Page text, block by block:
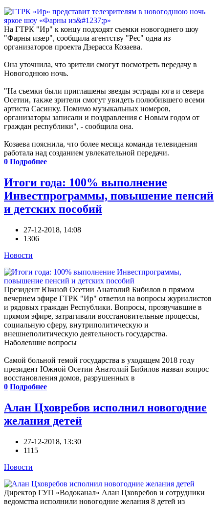
На ГТРК "Ир" к концу подходят съемки новогоднего шоу
"Фарны изӕр", сообщила агентству "Рес" одна из
организаторов проекта Дзерасса Козаева.
Она уточнила, что зрители смогут посмотреть передачу в
Новогоднюю ночь.
"На съемки были приглашены звезды эстрады юга и севера
Осетии, также зрители смогут увидеть полюбившего всеми
артиста Сасинку. Помимо музыкальных номеров,
организаторы записали и поздравления с Новым годом от
граждан республики", - сообщила она.
Козаева пояснила, что более месяца команда телевидения
работала над созданием увлекательной передачи.
0 Подробнее
Итоги года: 100% выполнение
Инвестпрограммы, повышение пенсий
и детских пособий
27-12-2018, 14:08
1306
Новости
Президент Южной Осетии Анатолий Бибилов в прямом
вечернем эфире ГТРК "Ир" ответил на вопросы журналистов
и рядовых граждан Республики. Вопросы, прозвучавшие в
прямом эфире, затрагивали восстановительные процессы,
социальную сферу, внутриполитическую и
внешнеполитическую деятельность государства.
Наболевшие вопросы
Самой больной темой государства в уходящем 2018 году
президент Южной Осетии Анатолий Бибилов назвал вопрос
восстановления домов, разрушенных в
0 Подробнее
Алан Цховребов исполнил новогодние
желания детей
27-12-2018, 13:30
1115
Новости
Директор ГУП «Водоканал» Алан Цховребов и сотрудники
ведомства исполнили новогодние желания 8 детей из